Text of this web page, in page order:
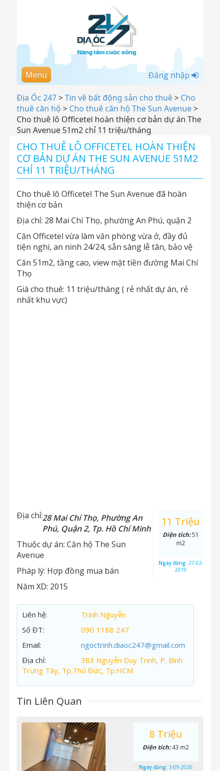
Menu Đăng nhập
Địa Ốc 247>Tin về bất động sản cho thuê> Cho
thuê căn hộ > Cho thuê căn hộ The Sun Avenue>
Cho thuê lô Officetel hoàn thiện cơ bản dự án The
Sun Avenue 51m2 chỉ 11 triệu/tháng
CHO THUÊ LÔ OFFICETEL HOÀN THIỆN
CƠ BẢN DỰ ÁN THE SUN AVENUE 51M2
CHỈ 11 TRIỆU/THÁNG
Cho thuê lô Officetel The Sun Avenue đã hoàn
thiện cơ bản
Địa chỉ: 28 Mai Chí Thọ, phường An Phú, quận 2
Căn Officetel vừa làm văn phòng vừa ở, đầy đủ
tiện nghi, an ninh 24/24, sẵn sàng lễ tân, bảo vệ
Căn 51m2, tầng cao, view mặt tiền đường Mai Chí
Thọ
Giá cho thuê: 11 triệu/tháng ( rẻ nhất dự án, rẻ
nhất khu vực)
Địa chỉ:28 Mai Chí Thọ, Phường An
Phú, Quận 2, Tp. Hồ Chí Minh
Thuộc dự án: Căn hộ The Sun
Avenue
Pháp lý: Hợp đồng mua bán
Năm XD: 2015
11 Triệu
Diện tích:51
m2
Ngày đăng: 27-02-
2019
Liên hệ:
Trinh Nguyễn
Số ĐT:
090 1188 247
Email:
ngoctrinh.diaoc247@gmail.com
Địa chỉ:
383 Nguyễn Duy Trinh, P. Bình
Trưng Tây, Tp.Thủ Đức, Tp.HCM
Tin Liên Quan
8 Triệu
Diện tích:43 m2
Ngày đăng: 3-09-2020